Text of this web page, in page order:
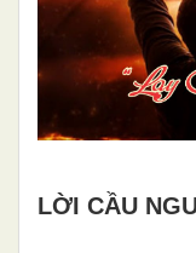
LỜI CẦU